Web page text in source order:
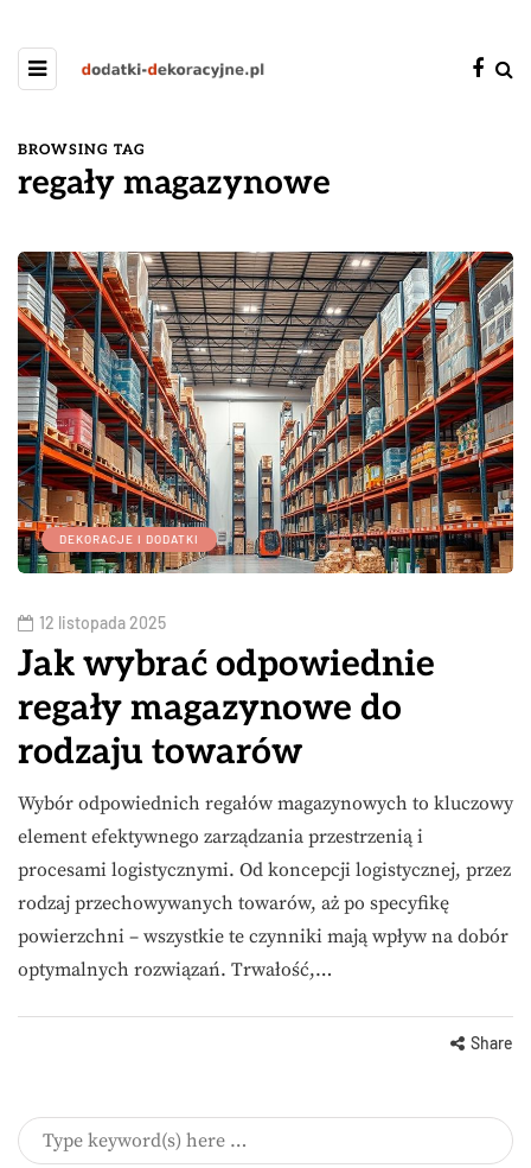
BROWSING TAG
regały magazynowe
DEKORACJE I DODATKI
12 listopada 2025
Jak wybrać odpowiednie
regały magazynowe do
rodzaju towarów
Wybór odpowiednich regałów magazynowych to kluczowy
element efektywnego zarządzania przestrzenią i
procesami logistycznymi. Od koncepcji logistycznej, przez
rodzaj przechowywanych towarów, aż po specyfikę
powierzchni – wszystkie te czynniki mają wpływ na dobór
optymalnych rozwiązań. Trwałość,…
Share